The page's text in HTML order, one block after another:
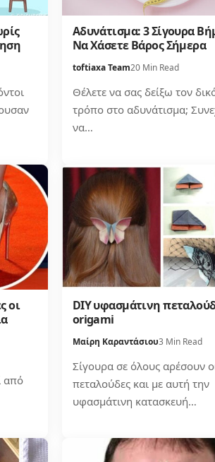
Αδυνάτισμα: 3 Σίγουρα
Να Χάσετε Βάρος Σήμερα
toftiaxa Team20 Min Read
Θέλετε να σας δείξω τον
τρόπο στο αδυνάτισμα;
να…
οι
από
DIY υφασμάτινη
origami
Μαίρη Καραντάσιου3 Min Read
Σίγουρα σε όλους αρέσουν
πεταλούδες και με αυτή την
υφασμάτινη κατασκευή…